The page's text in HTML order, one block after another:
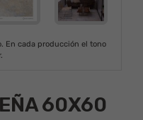
En cada producción el tono
60X60